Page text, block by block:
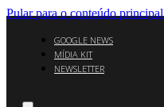
Pular para o conteúdo principal
GOOGLE NEWS
MÍDIA KIT
NEWSLETTER